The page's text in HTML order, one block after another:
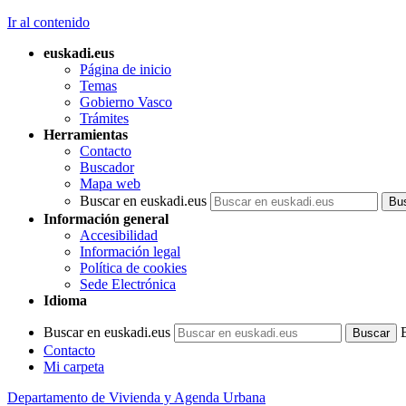
Ir al contenido
euskadi.eus
Página de inicio
Temas
Gobierno Vasco
Trámites
Herramientas
Contacto
Buscador
Mapa web
Buscar en euskadi.eus
Información general
Accesibilidad
Información legal
Política de cookies
Sede Electrónica
Idioma
Buscar en euskadi.eus
Contacto
Mi carpeta
Departamento de Vivienda y Agenda Urbana